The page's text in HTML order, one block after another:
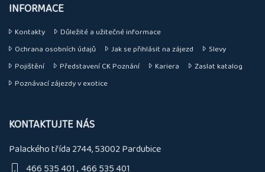
INFORMACE
Kontakty
Důležité a užitečné informace
Ochrana osobních údajů
Jak se přihlásit na zájezd
Slevy
Pojištění
Představení CK Poznání Kariera
Zaslat katalog
Poznávací zájezdy v exotice
KONTAKTUJTE NÁS
Palackého třída 2744, 53002 Pardubice
466 535 401 466 535 401